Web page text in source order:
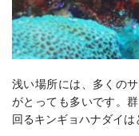
浅い場所には、多くの
がとっても多いです。
回るキンギョハナダイは